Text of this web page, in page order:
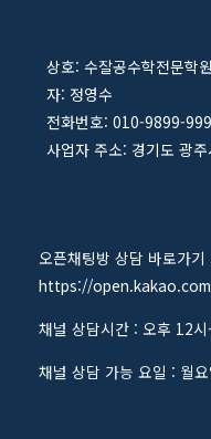
상호: 수잘공수학전문학
자: 정영수
전화번호: 010-9899-
사업자 주소: 경기도 광주
오픈채팅방 상담 바로가기
https://
채널 상담시간 : 오후 12
채널 상담 가능 요일 : 월